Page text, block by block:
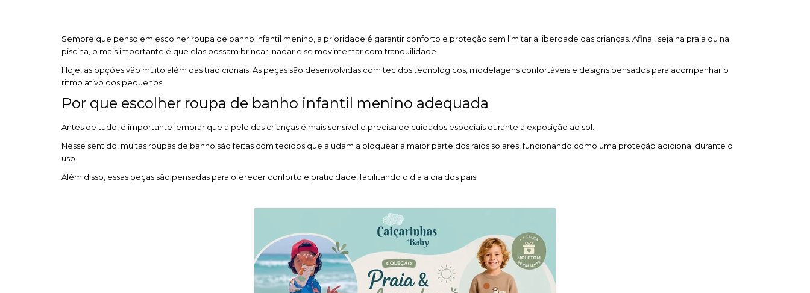
Sempre que penso em escolher roupa de banho infantil menino, a prioridade é garantir conforto e proteção sem limitar a liberdade das crianças. Afinal, seja na praia ou na
piscina, o mais importante é que elas possam brincar, nadar e se movimentar com tranquilidade.
Hoje, as opções vão muito além das tradicionais. As peças são desenvolvidas com tecidos tecnológicos, modelagens confortáveis e designs pensados para acompanhar o
ritmo ativo dos pequenos.
Por que escolher roupa de banho infantil menino adequada
Antes de tudo, é importante lembrar que a pele das crianças é mais sensível e precisa de cuidados especiais durante a exposição ao sol.
Nesse sentido, muitas roupas de banho são feitas com tecidos que ajudam a bloquear a maior parte dos raios solares, funcionando como uma proteção adicional durante o
uso.
Além disso, essas peças são pensadas para oferecer conforto e praticidade, facilitando o dia a dia dos pais.